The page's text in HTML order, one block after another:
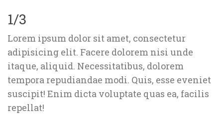
1/3
Lorem ipsum dolor sit amet, consectetur
adipisicing elit. Facere dolorem nisi unde
itaque, aliquid. Necessitatibus, dolorem
tempora repudiandae modi. Quis, esse eveniet
uscipit! Enim dicta voluptate quas ea, facilis
repellat!